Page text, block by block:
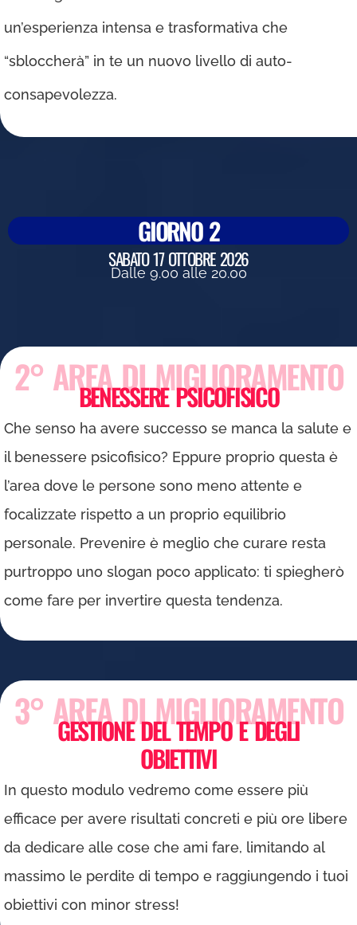
un’esperienza intensa e trasformativa che
“sbloccherà” in te un nuovo livello di auto-
consapevolezza.
GIORNO 2
SABATO 17 OTTOBRE 2026
Dalle 9.00 alle 20.00
2° AREA DI MIGLIORAMENTO
BENESSERE PSICOFISICO
Che senso ha avere successo se manca la salute e
il benessere psicofisico? Eppure proprio questa è
l’area dove le persone sono meno attente e
focalizzate rispetto a un proprio equilibrio
personale. Prevenire è meglio che curare resta
purtroppo uno slogan poco applicato: ti spiegherò
come fare per invertire questa tendenza.
3° AREA DI MIGLIORAMENTO
GESTIONE DEL TEMPO E DEGLI
OBIETTIVI
In questo modulo vedremo come essere più
efficace per avere risultati concreti e più ore libere
da dedicare alle cose che ami fare, limitando al
massimo le perdite di tempo e raggiungendo i tuoi
obiettivi con minor stress!